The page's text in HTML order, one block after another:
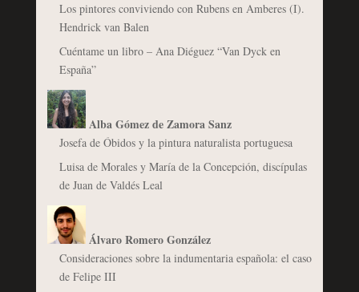
Los pintores conviviendo con Rubens en Amberes (I).
Hendrick van Balen
Cuéntame un libro – Ana Diéguez “Van Dyck en
España”
Alba Gómez de Zamora Sanz
Josefa de Óbidos y la pintura naturalista portuguesa
Luisa de Morales y María de la Concepción, discípulas
de Juan de Valdés Leal
Álvaro Romero González
Consideraciones sobre la indumentaria española: el caso
de Felipe III